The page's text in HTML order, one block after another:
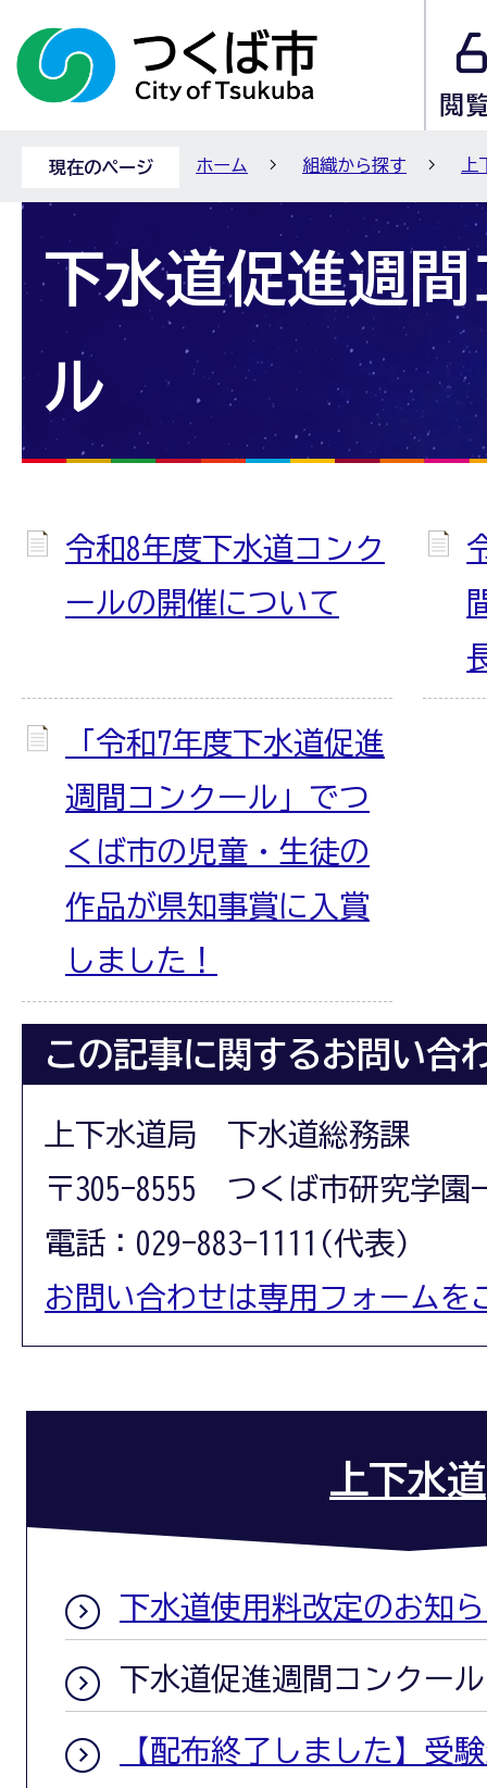
現在のページ ホーム 組織から探す
下水道促進週間
ル
令和8年度下水道コンク
ールの開催について
「令和7年度下水道促進
週間コンクール」でつ
くば市の児童・生徒の
作品が県知事賞に入賞
しました！
この記事に関するお問い合
上下水道局 下水道総務課
〒305-8555 つくば市研究学園
電話：029-883-1111(代表)
お問い合わせは専用フォームを
上下水道
下水道使用料改定のお知
下水道促進週間コンクール
【配布終了しました】受